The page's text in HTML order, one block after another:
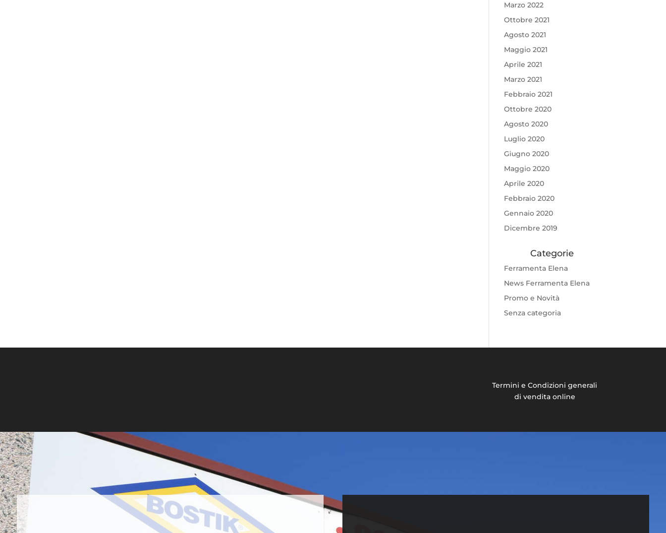
Marzo 2022
Ottobre 2021
Agosto 2021
Maggio 2021
Aprile 2021
Marzo 2021
Febbraio 2021
Ottobre 2020
Agosto 2020
Luglio 2020
Giugno 2020
Maggio 2020
Aprile 2020
Febbraio 2020
Gennaio 2020
Dicembre 2019
Categorie
Ferramenta Elena
News Ferramenta Elena
Promo e Novità
Senza categoria
Termini e Condizioni generali
di vendita online